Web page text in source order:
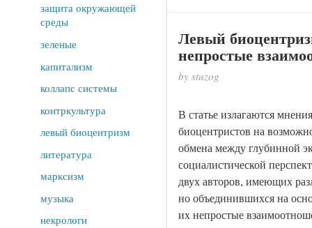
Левый
непростые
by stuzog
В статье излагаются
биоцентристов на
обмена между глубинной
социалистической
двух авторов, имеющих
но объединившихся на
их непростые
защита окружающей
среды
зеленые
капитализм
коллапс системы
контркультура
левый биоцентризм
литература
марксизм
музыка
некрологи